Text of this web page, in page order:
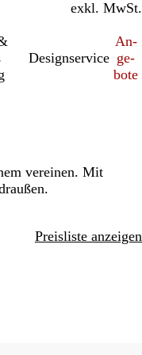
inkl. MwSt.
exkl. MwSt.
Designservice
An­­
ge­­
bo­­te
vereinen. Mit
Preisliste anzeigen